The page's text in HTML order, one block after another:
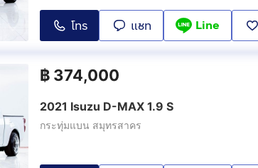
โทร แชท Line
฿ 374,000
2021 Isuzu D-MAX 1.9 S
กระทุ่มแบน สมุทรสาคร